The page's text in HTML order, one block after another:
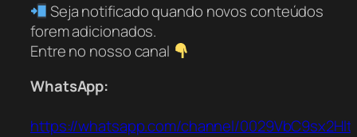
Seja notificado quando novos conteúdos
forem adicionados.
Entre no nosso canal
WhatsApp:
https://whatsapp.com/channel/